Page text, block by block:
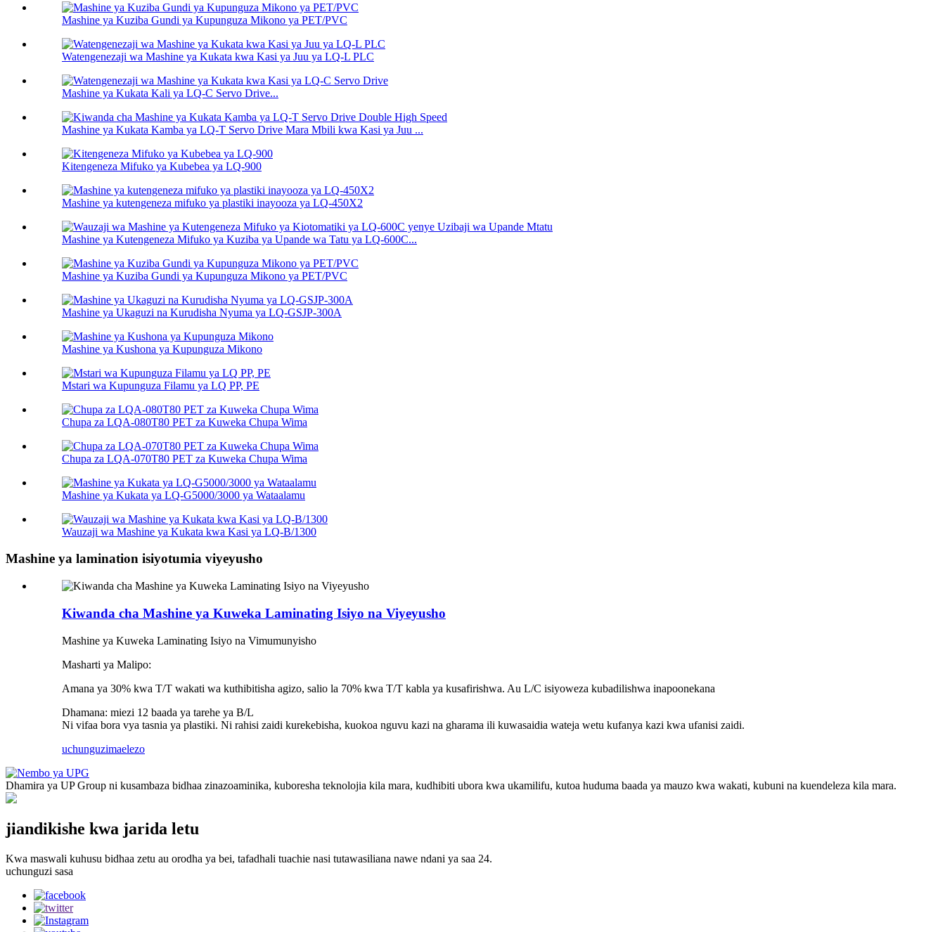
Mashine ya Kuziba Gundi ya Kupunguza Mikono ya PET/PVC
Watengenezaji wa Mashine ya Kukata kwa Kasi ya Juu ya LQ-L PLC
Mashine ya Kukata Kali ya LQ-C Servo Drive...
Mashine ya Kukata Kamba ya LQ-T Servo Drive Mara Mbili kwa Kasi ya Juu ...
Kitengeneza Mifuko ya Kubebea ya LQ-900
Mashine ya kutengeneza mifuko ya plastiki inayooza ya LQ-450X2
Mashine ya Kutengeneza Mifuko ya Kuziba ya Upande wa Tatu ya LQ-600C...
Mashine ya Kuziba Gundi ya Kupunguza Mikono ya PET/PVC
Mashine ya Ukaguzi na Kurudisha Nyuma ya LQ-GSJP-300A
Mashine ya Kushona ya Kupunguza Mikono
Mstari wa Kupunguza Filamu ya LQ PP, PE
Chupa za LQA-080T80 PET za Kuweka Chupa Wima
Chupa za LQA-070T80 PET za Kuweka Chupa Wima
Mashine ya Kukata ya LQ-G5000/3000 ya Wataalamu
Wauzaji wa Mashine ya Kukata kwa Kasi ya LQ-B/1300
Mashine ya lamination isiyotumia viyeyusho
Kiwanda cha Mashine ya Kuweka Laminating Isiyo na Viyeyusho
Mashine ya Kuweka Laminating Isiyo na Vimumunyisho
Masharti ya Malipo:
Amana ya 30% kwa T/T wakati wa kuthibitisha agizo, salio la 70% kwa T/T kabla ya kusafirishwa. Au L/C isiyoweza kubadilishwa inapoonekana
Dhamana: miezi 12 baada ya tarehe ya B/L
Ni vifaa bora vya tasnia ya plastiki. Ni rahisi zaidi kurekebisha, kuokoa nguvu kazi na gharama ili kuwasaidia wateja wetu kufanya kazi kwa ufanisi zaidi.
uchunguzimaelezo
Dhamira ya UP Group ni kusambaza bidhaa zinazoaminika, kuboresha teknolojia kila mara, kudhibiti ubora kwa ukamilifu, kutoa huduma baada ya mauzo kwa wakati, kubuni na kuendeleza kila mara.
jiandikishe kwa jarida letu
Kwa maswali kuhusu bidhaa zetu au orodha ya bei, tafadhali tuachie nasi tutawasiliana nawe ndani ya saa 24.
uchunguzi sasa